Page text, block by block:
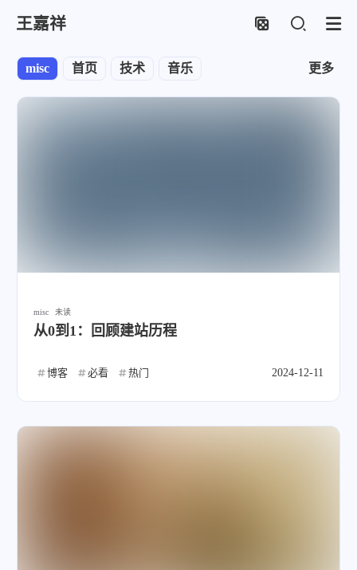
王嘉祥
misc 首页 技术 音乐 更多
misc 未读
从0到1：回顾建站历程
博客 必看 热门 2024-12-11